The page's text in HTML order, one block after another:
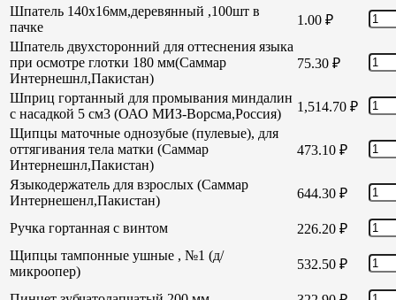
Шпатель 140х16мм,деревянный ,100шт в
пачке
1.00 ₽
Шпатель двухсторонний для оттеснения языка
при осмотре глотки 180 мм(Саммар
Интернешнл,Пакистан)
75.30 ₽
Шприц гортанный для промывания миндалин
с насадкой 5 см3 (ОАО МИЗ-Ворсма,Россия)
1,514.70 ₽
Щипцы маточные однозубые (пулевые), для
оттягивания тела матки (Саммар
Интернешнл,Пакистан)
473.10 ₽
Языкодержатель для взрослых (Саммар
Интернешенл,Пакистан)
644.30 ₽
Ручка гортанная с винтом 226.20 ₽
Щипцы тампонные ушные , №1 (д/
микроопер)
532.50 ₽